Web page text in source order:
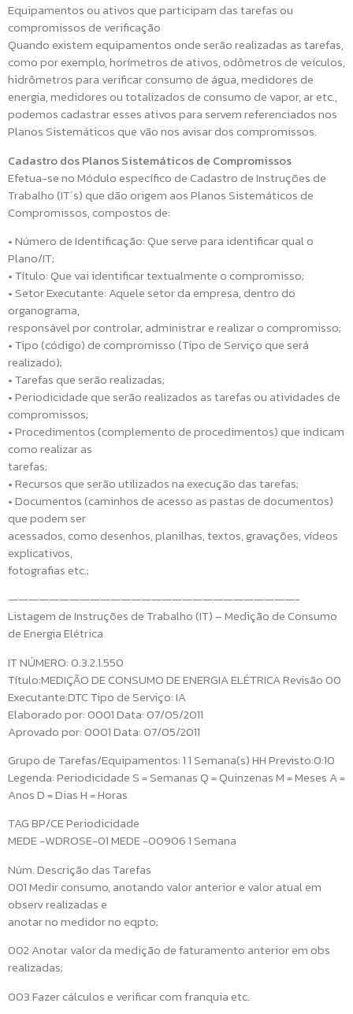
Equipamentos ou ativos que participam das tarefas ou
compromissos de verificação
Quando existem equipamentos onde serão realizadas as tarefas,
como por exemplo, horímetros de ativos, odômetros de veículos,
hidrômetros para verificar consumo de água, medidores de
energia, medidores ou totalizados de consumo de vapor, ar etc.,
podemos cadastrar esses ativos para servem referenciados nos
Planos Sistemáticos que vão nos avisar dos compromissos.
Cadastro dos Planos Sistemáticos de Compromissos
Efetua-se no Módulo específico de Cadastro de Instruções de
Trabalho (IT´s) que dão origem aos Planos Sistemáticos de
Compromissos, compostos de:
• Número de Identificação: Que serve para identificar qual o
Plano/IT;
• Título: Que vai identificar textualmente o compromisso;
• Setor Executante: Aquele setor da empresa, dentro do
organograma,
responsável por controlar, administrar e realizar o compromisso;
• Tipo (código) de compromisso (Tipo de Serviço que será
realizado);
• Tarefas que serão realizadas;
• Periodicidade que serão realizados as tarefas ou atividades de
compromissos;
• Procedimentos (complemento de procedimentos) que indicam
como realizar as
tarefas;
• Recursos que serão utilizados na execução das tarefas;
• Documentos (caminhos de acesso as pastas de documentos)
que podem ser
acessados, como desenhos, planilhas, textos, gravações, vídeos
explicativos,
fotografias etc.;
————————————————————————————-
Listagem de Instruções de Trabalho (IT) – Medição de Consumo
de Energia Elétrica
IT NÚMERO: 0.3.2.1.550
Título:MEDIÇÃO DE CONSUMO DE ENERGIA ELÉTRICA Revisão 00
Executante:DTC Tipo de Serviço: IA
Elaborado por: 0001 Data: 07/05/2011
Aprovado por: 0001 Data: 07/05/2011
Grupo de Tarefas/Equipamentos: 1 1 Semana(s) HH Previsto:0:10
Legenda: Periodicidade S = Semanas Q = Quinzenas M = Meses A =
Anos D = Dias H = Horas
TAG BP/CE Periodicidade
MEDE -WDROSE-01 MEDE -00906 1 Semana
Núm. Descrição das Tarefas
001 Medir consumo, anotando valor anterior e valor atual em
observ realizadas e
anotar no medidor no eqpto;
002 Anotar valor da medição de faturamento anterior em obs
realizadas;
003 Fazer cálculos e verificar com franquia etc.